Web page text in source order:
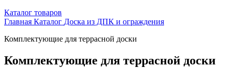
Каталог товаров
Главная Каталог Доска из ДПК и ограждения
Комплектующие для террасной доски
Комплектующие для террасной доски